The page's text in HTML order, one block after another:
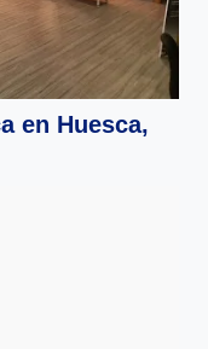
en Huesca,